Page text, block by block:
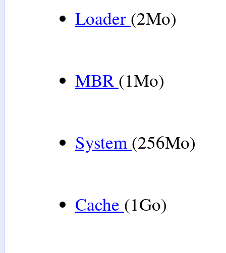
Loader (2Mo)
MBR(1Mo)
System(256Mo)
Cache (1Go)